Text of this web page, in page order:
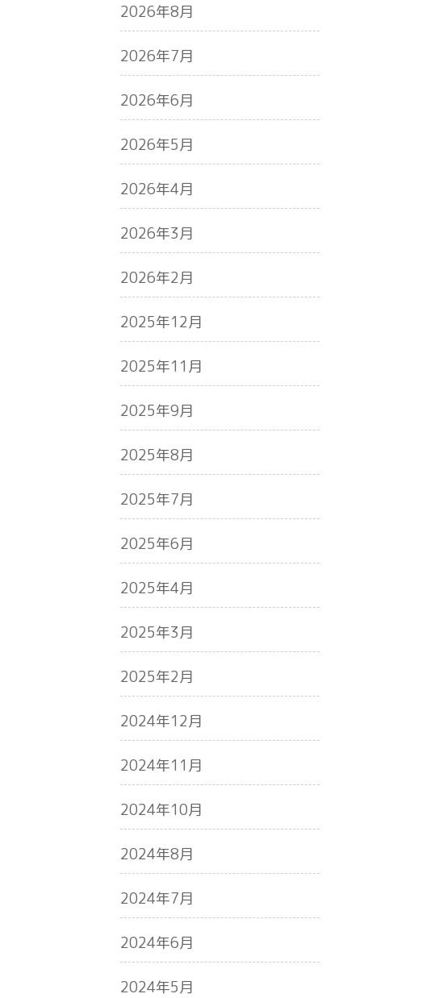
2026年8月
2026年7月
2026年6月
2026年5月
2026年4月
2026年3月
2026年2月
2025年12月
2025年11月
2025年9月
2025年8月
2025年7月
2025年6月
2025年4月
2025年3月
2025年2月
2024年12月
2024年11月
2024年10月
2024年8月
2024年7月
2024年6月
2024年5月